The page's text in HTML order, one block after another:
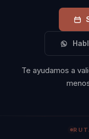
Te ayudamos a